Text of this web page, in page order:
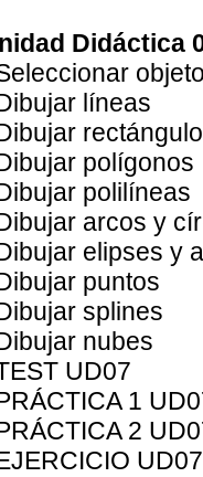
Didáctica
líneas
polígonos
polilíneas
arcos y
elipses y
puntos
splines
nubes
UD07
1
2